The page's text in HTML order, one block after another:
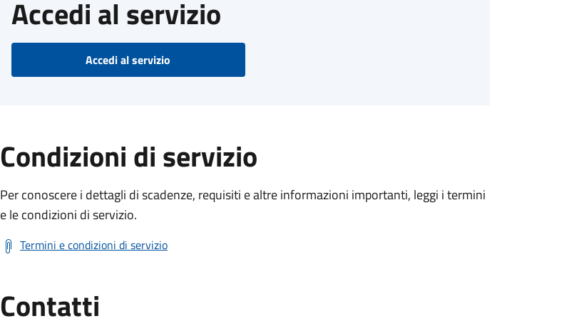
Accedi al servizio
Accedi al servizio
Condizioni di servizio
Per conoscere i dettagli di scadenze, requisiti e altre informazioni importanti, leggi i termini
e le condizioni di servizio.
Termini e condizioni di servizio
Contatti